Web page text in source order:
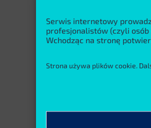
Serwis internetowy
profesjonalistów (czyli
Wchodząc na stronę
Strona używa plików cookie.
ciśnienia zależą
od dokładności
od jakości mankietów